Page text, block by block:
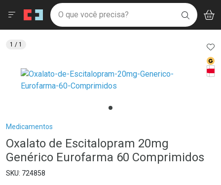
Drogaria São Paulo
Ir direto para a home
pela página
Ir direto para o conteúdo
Ir direto para a busca
Ir direto para a conta
Ir direto para a notificações
Ir direto para o carrinho
Ir direto para o menu
Faça a sua busca
O que você precisa? BUSCAR
Menu
Breadcrumb
Medicamentos
Oxalato de Escitalopram 20mg
Genérico Eurofarma 60 Comprimidos
724858
1 / 1